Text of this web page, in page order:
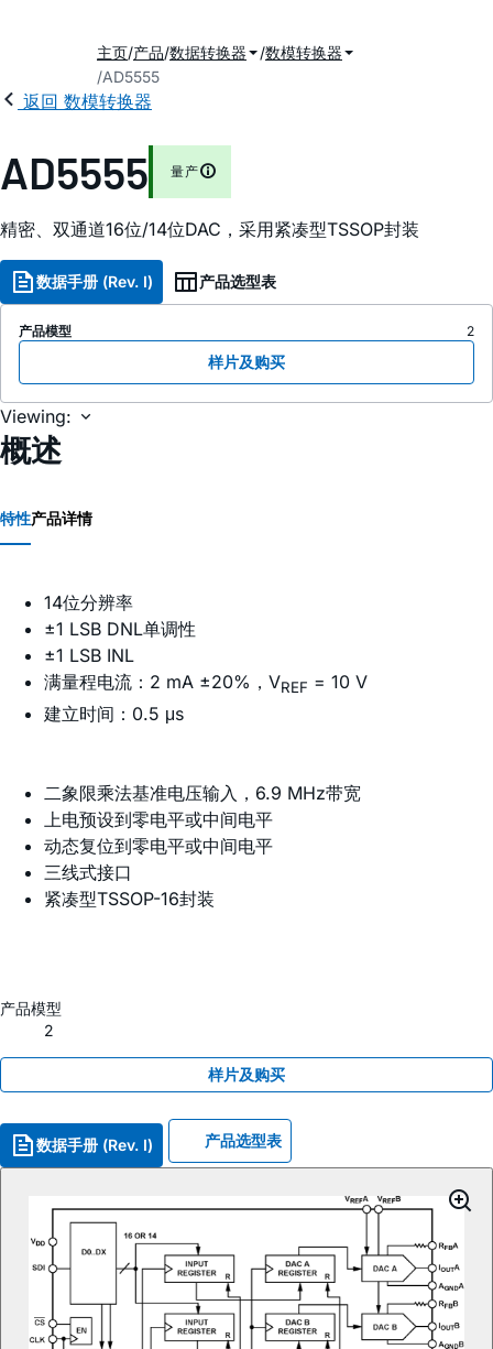
主页 产品 数据转换器
数模转换器
AD5555
返回 数模转换器
AD5555 量产
精密、双通道16位/14位DAC，采用紧凑型TSSOP封装
数据手册 (Rev. I) 产品选型表
产品模型 2
样片及购买
Viewing:
概述
特性产品详情
14位分辨率
±1 LSB DNL单调性
±1 LSB INL
满量程电流：2 mA ±20%，VREF = 10 V
建立时间：0.5 μs
二象限乘法基准电压输入，6.9 MHz带宽
上电预设到零电平或中间电平
动态复位到零电平或中间电平
三线式接口
紧凑型TSSOP-16封装
产品模型
2
样片及购买
数据手册 (Rev. I) 产品选型表